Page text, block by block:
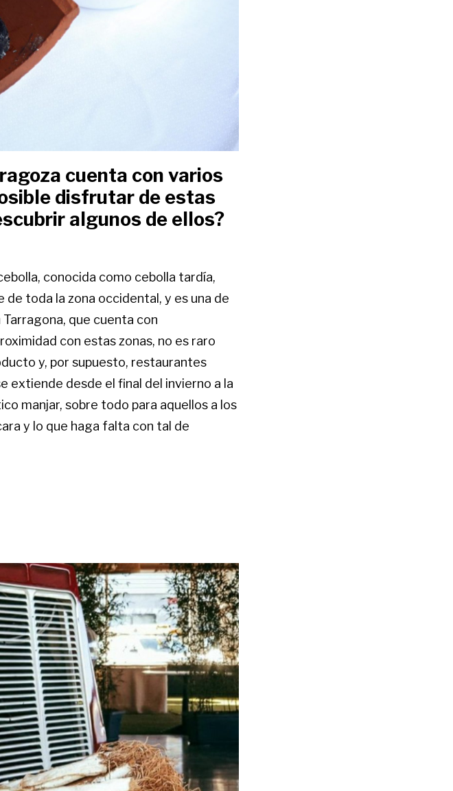
cuenta con varios
disfrutar de estas
algunos de ellos?
conocida como cebolla tardía,
toda la zona occidental, y es una de
Tarragona, que cuenta con
con estas zonas, no es raro
y, por supuesto, restaurantes
extiende desde el final del invierno a la
manjar, sobre todo para aquellos a los
y lo que haga falta con tal de